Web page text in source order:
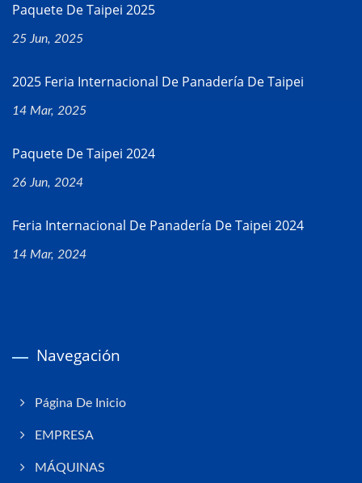
Paquete De Taipei 2025
25 Jun, 2025
2025 Feria Internacional De Panadería De Taipei
14 Mar, 2025
Paquete De Taipei 2024
26 Jun, 2024
Feria Internacional De Panadería De Taipei 2024
14 Mar, 2024
Navegación
Página De Inicio
EMPRESA
MÁQUINAS